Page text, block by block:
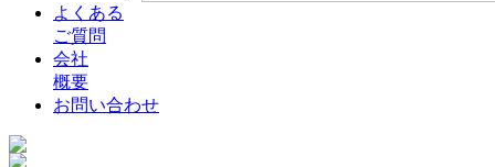
よくある
ご質問
会社
概要
お問い合わせ